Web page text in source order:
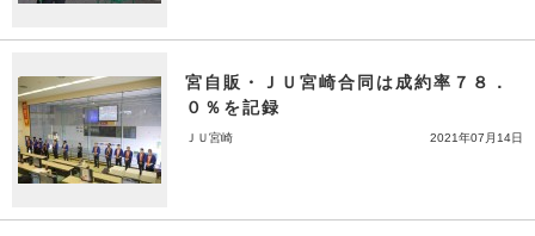
宮自販・ＪＵ宮崎合同は成約率７８．
０％を記録
ＪＵ宮崎 2021年07月14日